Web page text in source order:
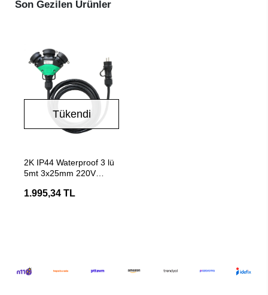
Son Gezilen Ürünler
Tükendi
2K IP44 Waterproof 3 lü
5mt 3x25mm 220V
1.995,34 TL